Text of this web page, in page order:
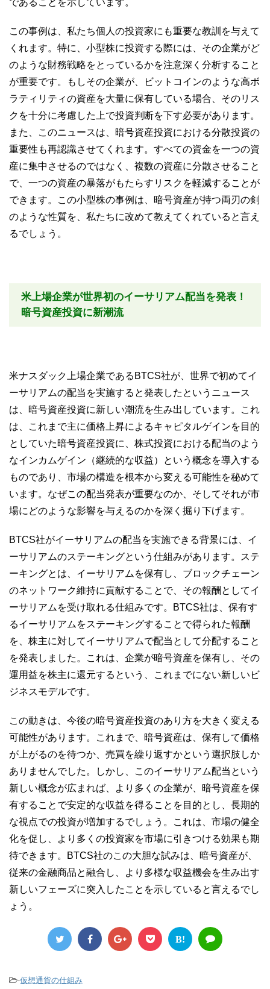
であることを示しています。
この事例は、私たち個人の投資家にも重要な教訓を与えて
くれます。特に、小型株に投資する際には、その企業がど
のような財務戦略をとっているかを注意深く分析すること
が重要です。もしその企業が、ビットコインのような高ボ
ラティリティの資産を大量に保有している場合、そのリス
クを十分に考慮した上で投資判断を下す必要があります。
また、このニュースは、暗号資産投資における分散投資の
重要性も再認識させてくれます。すべての資金を一つの資
産に集中させるのではなく、複数の資産に分散させること
で、一つの資産の暴落がもたらすリスクを軽減することが
できます。この小型株の事例は、暗号資産が持つ両刃の剣
のような性質を、私たちに改めて教えてくれていると言え
るでしょう。
米上場企業が世界初のイーサリアム配当を発表！
暗号資産投資に新潮流
米ナスダック上場企業であるBTCS社が、世界で初めてイ
ーサリアムの配当を実施すると発表したというニュース
は、暗号資産投資に新しい潮流を生み出しています。これ
は、これまで主に価格上昇によるキャピタルゲインを目的
としていた暗号資産投資に、株式投資における配当のよう
なインカムゲイン（継続的な収益）という概念を導入する
ものであり、市場の構造を根本から変える可能性を秘めて
います。なぜこの配当発表が重要なのか、そしてそれが市
場にどのような影響を与えるのかを深く掘り下げます。
BTCS社がイーサリアムの配当を実施できる背景には、イ
ーサリアムのステーキングという仕組みがあります。ステ
ーキングとは、イーサリアムを保有し、ブロックチェーン
のネットワーク維持に貢献することで、その報酬としてイ
ーサリアムを受け取れる仕組みです。BTCS社は、保有す
るイーサリアムをステーキングすることで得られた報酬
を、株主に対してイーサリアムで配当として分配すること
を発表しました。これは、企業が暗号資産を保有し、その
運用益を株主に還元するという、これまでにない新しいビ
ジネスモデルです。
この動きは、今後の暗号資産投資のあり方を大きく変える
可能性があります。これまで、暗号資産は、保有して価格
が上がるのを待つか、売買を繰り返すかという選択肢しか
ありませんでした。しかし、このイーサリアム配当という
新しい概念が広まれば、より多くの企業が、暗号資産を保
有することで安定的な収益を得ることを目的とし、長期的
な視点での投資が増加するでしょう。これは、市場の健全
化を促し、より多くの投資家を市場に引きつける効果も期
待できます。BTCS社のこの大胆な試みは、暗号資産が、
従来の金融商品と融合し、より多様な収益機会を生み出す
新しいフェーズに突入したことを示していると言えるでし
ょう。
B!
-仮想通貨の仕組み